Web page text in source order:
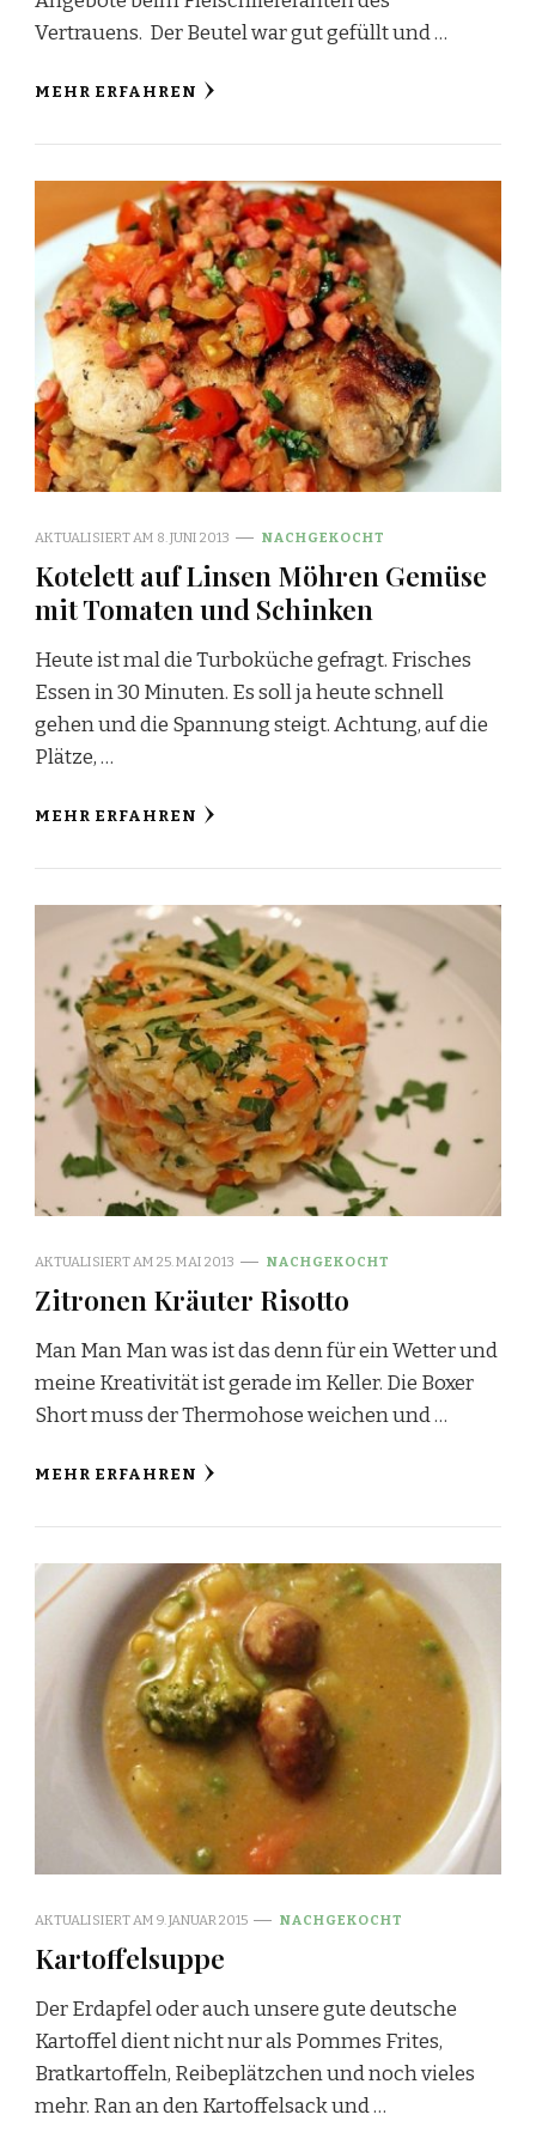
Vertrauens. Der Beutel war gut gefüllt und …
MEHR ERFAHREN
AKTUALISIERT AM 8. JUNI 2013 NACHGEKOCHT
Kotelett auf Linsen Möhren Gemüse
mit Tomaten und Schinken
Heute ist mal die Turboküche gefragt. Frisches
Essen in 30 Minuten. Es soll ja heute schnell
gehen und die Spannung steigt. Achtung, auf die
Plätze, …
MEHR ERFAHREN
AKTUALISIERT AM 25. MAI 2013 NACHGEKOCHT
Zitronen Kräuter Risotto
Man Man Man was ist das denn für ein Wetter und
meine Kreativität ist gerade im Keller. Die Boxer
Short muss der Thermohose weichen und …
MEHR ERFAHREN
AKTUALISIERT AM 9. JANUAR 2015 NACHGEKOCHT
Kartoffelsuppe
Der Erdapfel oder auch unsere gute deutsche
Kartoffel dient nicht nur als Pommes Frites,
Bratkartoffeln, Reibeplätzchen und noch vieles
mehr. Ran an den Kartoffelsack und …